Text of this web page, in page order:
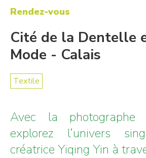
Rendez-vous
Cité de la Dentelle
Mode - Calais
Textile
Avec la photographe
explorez l’univers
créatrice Yiqing Yin à